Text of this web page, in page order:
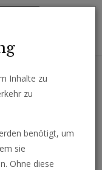
und Nachrichten
Inhalte zu
zu
benötigt, um
sie
Ohne diese